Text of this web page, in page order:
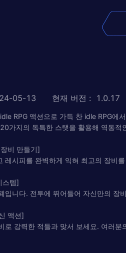
05-13 현재 버전 : 1.0.17
RPG 액션으로 가득 찬 idle RPG에
가지의 독특한 스탯을 활용해 역동
비 만들기]
레시피를 완벽하게 익혀 최고의 장비
스템]
입니다. 전투에 뛰어들어 자신만의 장
액션]
로 강력한 적들과 맞서 보세요. 여러